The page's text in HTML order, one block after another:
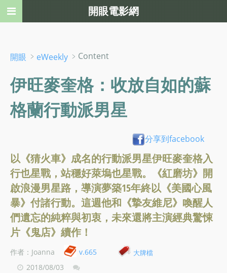
開眼 ﹥ eWeekly ﹥Content
伊旺麥奎格：收放自如的蘇
格蘭行動派男星
分享到facebook
以《猜火車》成名的行動派男星伊旺麥奎格入
行也星戰，站穩好萊塢也星戰。《紅磨坊》開
啟浪漫男星路，導演夢築15年終以《美國心風
暴》付諸行動。這週他和《摯友維尼》喚醒人
們遺忘的純粹與初衷，未來還將主演經典驚悚
片《鬼店》續作！
作者：Joanna v.665 大牌檔
2018/08/03
開眼電影網